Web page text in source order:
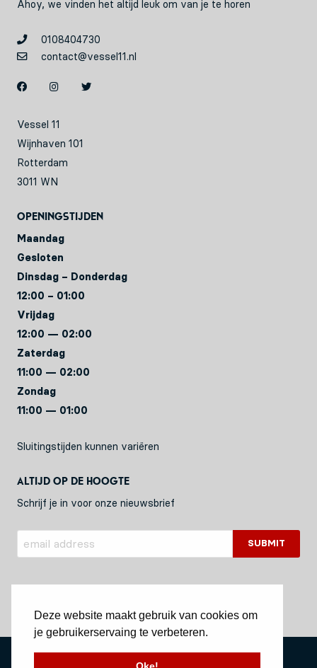
Deze website maakt gebruik van cookies om
je gebruikerservaing te verbeteren.
Ahoy, we vinden het altijd leuk om van je te horen
0108404730
contact@vessel11.nl
Vessel 11
Wijnhaven 101
Rotterdam
3011 WN
Openingstijden
Maandag
Gesloten
Dinsdag – Donderdag
12:00 – 01:00
Vrijdag
12:00 — 02:00
Zaterdag
11:00 — 02:00
Zondag
11:00 — 01:00
Sluitingstijden kunnen variëren
Altijd op de hoogte
Schrijf je in voor onze nieuwsbrief